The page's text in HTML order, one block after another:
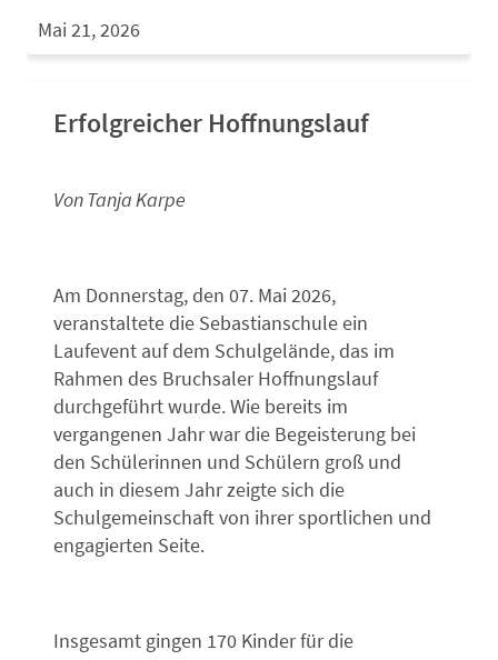
Mai 21, 2026
Erfolgreicher Hoffnungslauf
Von Tanja Karpe
Am Donnerstag, den 07. Mai 2026,
veranstaltete die Sebastianschule ein
Laufevent auf dem Schulgelände, das im
Rahmen des Bruchsaler Hoffnungslauf
durchgeführt wurde. Wie bereits im
vergangenen Jahr war die Begeisterung bei
den Schülerinnen und Schülern groß und
auch in diesem Jahr zeigte sich die
Schulgemeinschaft von ihrer sportlichen und
engagierten Seite.
Insgesamt gingen 170 Kinder für die